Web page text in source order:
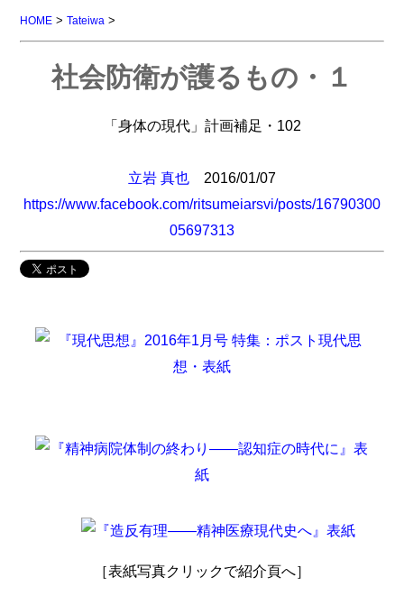
HOME >Tateiwa >
社会防衛が護るもの・１
「身体の現代」計画補足・102
立岩 真也 2016/01/07
https://www.facebook.com/ritsumeiarsvi/posts/16790300
05697313
［表紙写真クリックで紹介頁へ］